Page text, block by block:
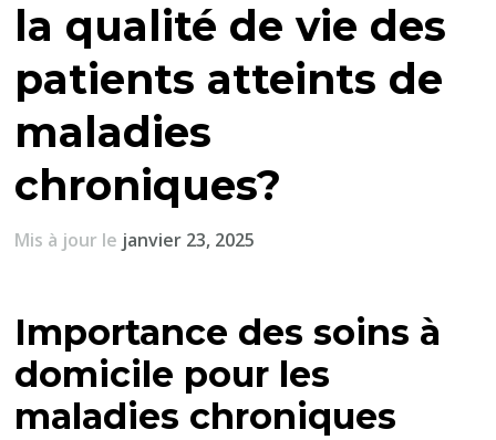
la qualité de vie des
patients atteints de
maladies
chroniques?
Mis à jour le janvier 23, 2025
Importance des soins à
domicile pour les
maladies chroniques